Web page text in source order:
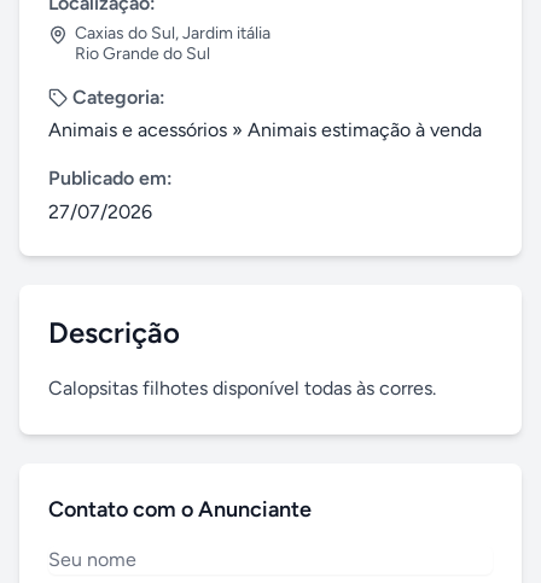
Caxias do Sul,Jardim itália
Rio Grande do Sul
Categoria:
Animais e acessórios » Animais estimação à venda
Publicado em:
27/07/2026
Descrição
Calopsitas filhotes disponível todas às corres.
Contato com o Anunciante